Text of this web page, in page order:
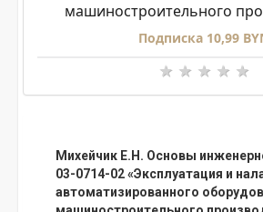
машиностроительного
Подписка 10,99
Михейчик Е.Н. Основы
03-0714-02 «Эксплуатация и
автоматизированного